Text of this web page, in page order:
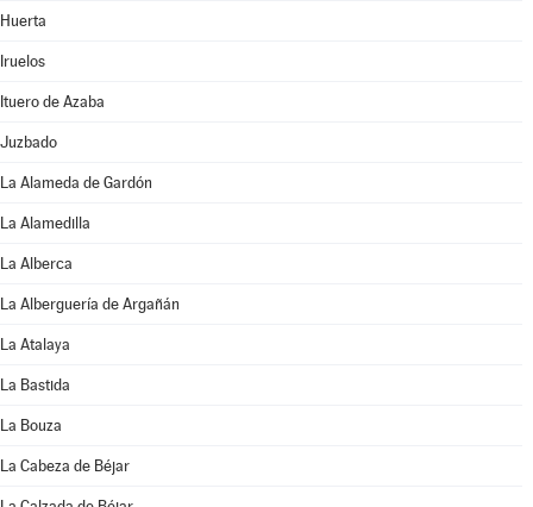
Huerta
Iruelos
Ituero de Azaba
Juzbado
La Alameda de Gardón
La Alamedilla
La Alberca
La Alberguería de Argañán
La Atalaya
La Bastida
La Bouza
La Cabeza de Béjar